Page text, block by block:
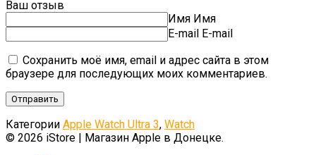
Ваш отзыв
Имя Имя
E-mail E-mail
Сохранить моё имя, email и адрес сайта в этом
браузере для последующих моих комментариев.
Категории Apple Watch Ultra 3, Watch
© 2026 iStore | Магазин Apple в Донецке.